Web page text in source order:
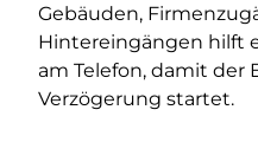
Gebäuden,
Hintereingängen hilft
am Telefon, damit der
Verzögerung startet.